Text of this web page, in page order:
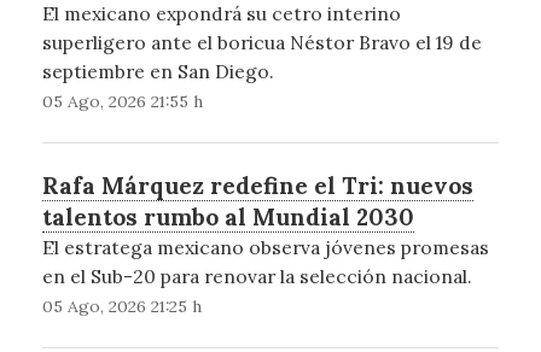
El mexicano expondrá su cetro interino
superligero ante el boricua Néstor Bravo el 19 de
septiembre en San Diego.
05 Ago, 2026 21:55 h
Rafa Márquez redefine el Tri: nuevos
talentos rumbo al Mundial 2030
El estratega mexicano observa jóvenes promesas
en el Sub-20 para renovar la selección nacional.
05 Ago, 2026 21:25 h